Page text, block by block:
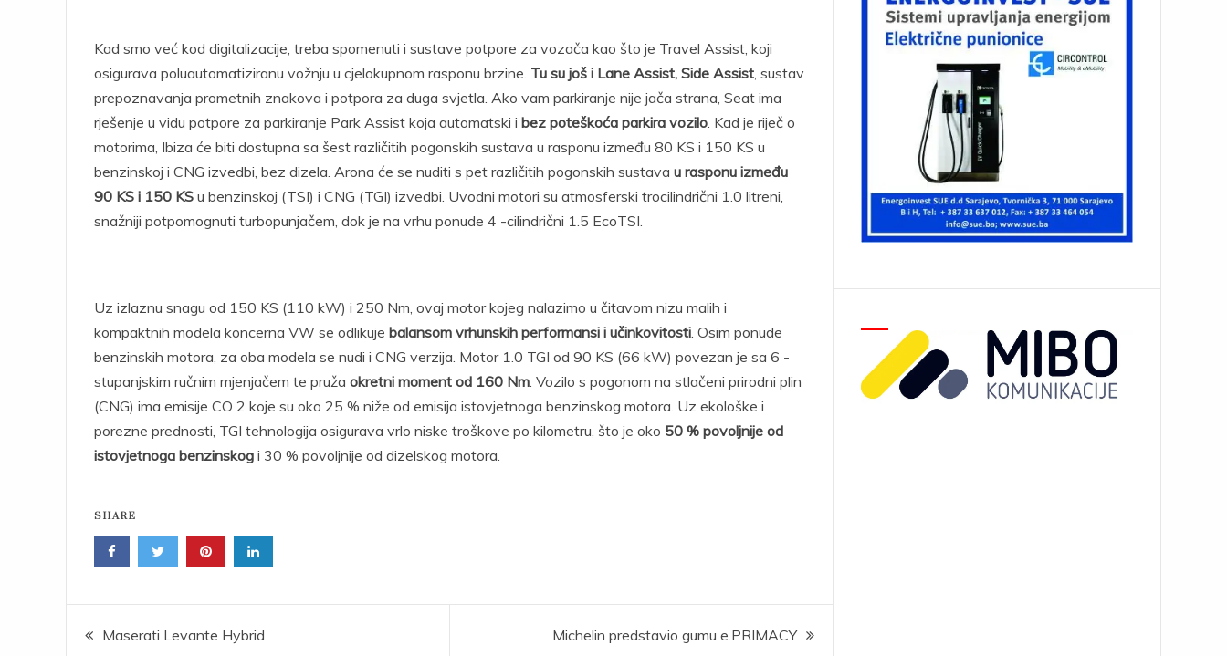
Kad smo već kod digitalizacije, treba spomenuti i sustave potpore za vozača kao što je Travel Assist, koji
osigurava poluautomatiziranu vožnju u cjelokupnom rasponu brzine. Tu su još i Lane Assist, Side Assist , sustav
prepoznavanja prometnih znakova i potpora za duga svjetla. Ako vam parkiranje nije jača strana, Seat ima
rješenje u vidu potpore za parkiranje Park Assist koja automatski i bez poteškoća parkira vozilo . Kad je riječ o
motorima, Ibiza će biti dostupna sa šest različitih pogonskih sustava u rasponu između 80 KS i 150 KS u
benzinskoj i CNG izvedbi, bez dizela. Arona će se nuditi s pet različitih pogonskih sustava u rasponu između
90 KS i 150 KS u benzinskoj (TSI) i CNG (TGI) izvedbi. Uvodni motori su atmosferski trocilindrični 1.0 litreni,
snažniji potpomognuti turbopunjačem, dok je na vrhu ponude 4 -cilindrični 1.5 EcoTSI.
Uz izlaznu snagu od 150 KS (110 kW) i 250 Nm, ovaj motor kojeg nalazimo u čitavom nizu malih i
kompaktnih modela koncerna VW se odlikuje balansom vrhunskih performansi i učinkovitosti . Osim ponude
benzinskih motora, za oba modela se nudi i CNG verzija. Motor 1.0 TGI od 90 KS (66 kW) povezan je sa 6 -
stupanjskim ručnim mjenjačem te pruža okretni moment od 160 Nm . Vozilo s pogonom na stlačeni prirodni plin
(CNG) ima emisije CO 2 koje su oko 25 % niže od emisija istovjetnoga benzinskog motora. Uz ekološke i
porezne prednosti, TGI tehnologija osigurava vrlo niske troškove po kilometru, što je oko 50 % povoljnije od
istovjetnoga benzinskog i 30 % povoljnije od dizelskog motora.
SHARE
Post
Maserati Levante Hybrid Michelin predstavio gumu e.PRIMACY